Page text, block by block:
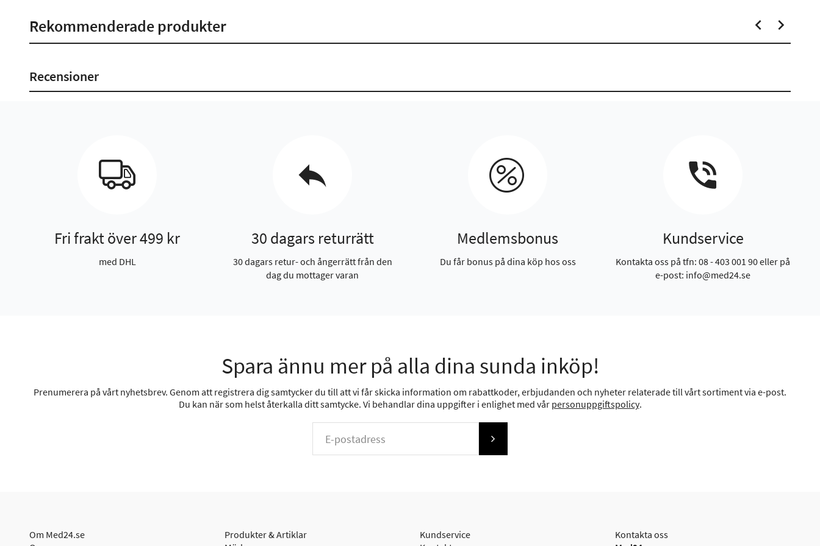
Rekommenderade produkter
Recensioner
Fri frakt över 499 kr
med DHL
30 dagars returrätt
30 dagars retur- och ångerrätt från den
dag du mottager varan
Medlemsbonus
Du får bonus på dina köp hos oss
Kundservice
Kontakta oss på tfn: 08 - 403 001 90 eller på
e-post: info@med24.se
Spara ännu mer på alla dina sunda inköp!
Prenumerera på vårt nyhetsbrev. Genom att registrera dig samtycker du till att vi får skicka information om rabattkoder, erbjudanden och nyheter relaterade till vårt sortiment via e-post.
Du kan när som helst återkalla ditt samtycke. Vi behandlar dina uppgifter i enlighet med vår personuppgiftspolicy.
Om Med24.se
Produkter & Artiklar
Kundservice
Kontakta oss